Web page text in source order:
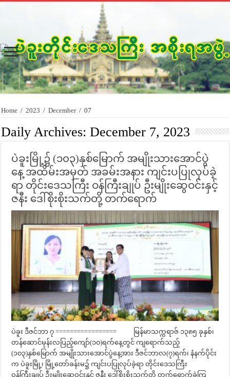
Home / 2023 / December / 07
Daily Archives:December 7, 2023
ပဲခူးမြို့၌ (၁၀၃)နှစ်မြောက် အမျိုးသားအောင်ပွဲ
နေ့ အထိမ်းအမှတ် အခမ်းအနား ကျင်းပပြုလုပ်ခဲ့
ရာ တိုင်းဒေသကြီး ဝန်ကြီးချုပ် ဦးမျိုးဆွေဝင်းနှင့်
ဇနီး ဒေါ်စိုးစိုးသက်တို့ တက်ရောက်
ပဲခူး ဒီဇင်ဘာ ၇ ================= မြန်မာသက္ကရာဇ် ၁၃၈၅ ခုနှစ်၊
တန်ဆောင်မုန်းလပြည့်ကျော်(၁၀)ရက်နေ့တွင် ကျရောက်သည့်
(၁၀၃)နှစ်မြောက် အမျိုးသားအောင်ပွဲနေ့အား ဒီဇင်ဘာလ(၇)ရက်၊ နံနက်ပိုင်း
က ပဲခူးမြို့၊ မြို့တော်ခန်းမ၌ ကျင်းပပြုလုပ်ခဲ့ရာ တိုင်းဒေသကြီး
ဝန်ကြီးချုပ် ဦးမျိုးဆွေဝင်းနှင့် ဇနီး ဒေါ်စိုးစိုးသက်တို့ တက်ရောက်ခဲ့ကြ